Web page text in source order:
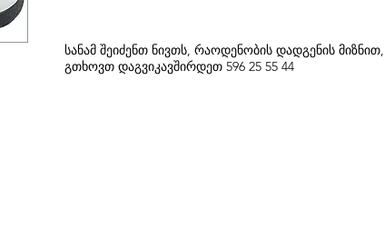
სანამ შეიძენთ ნივთს, რაოდენობის დადგენის მიზნით,
გთხოვთ დაგვიკავშირდეთ 596 25 55 44